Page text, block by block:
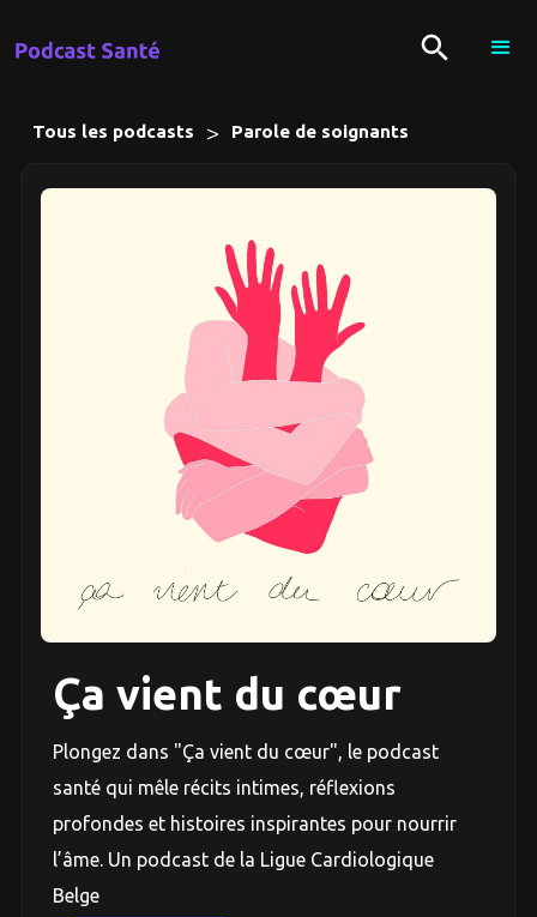
Tous les podcasts > Parole de soignants
Ça vient du cœur
Plongez dans "Ça vient du cœur", le podcast
santé qui mêle récits intimes, réflexions
profondes et histoires inspirantes pour nourrir
l’âme. Un podcast de la Ligue Cardiologique
Belge